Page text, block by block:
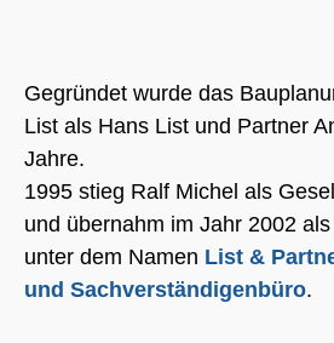
Gegründet wurde das
List als Hans List und Partner
Jahre.
1995 stieg Ralf Michel als
und übernahm im Jahr 2002
unter dem Namen List &
und Sachverständigenbüro.